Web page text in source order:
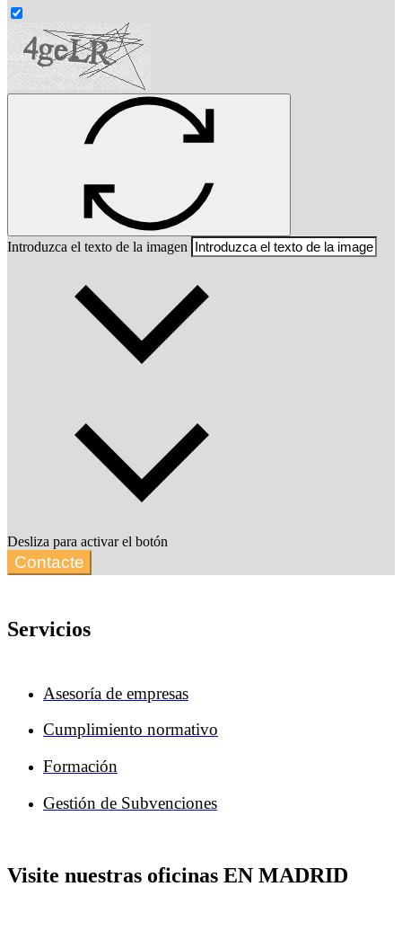
Introduzca el texto de la imagen
Desliza para activar el botón
Contacte
Servicios
Asesoría de empresas
Cumplimiento normativo
Formación
Gestión de Subvenciones
Visite nuestras oficinas EN MADRID